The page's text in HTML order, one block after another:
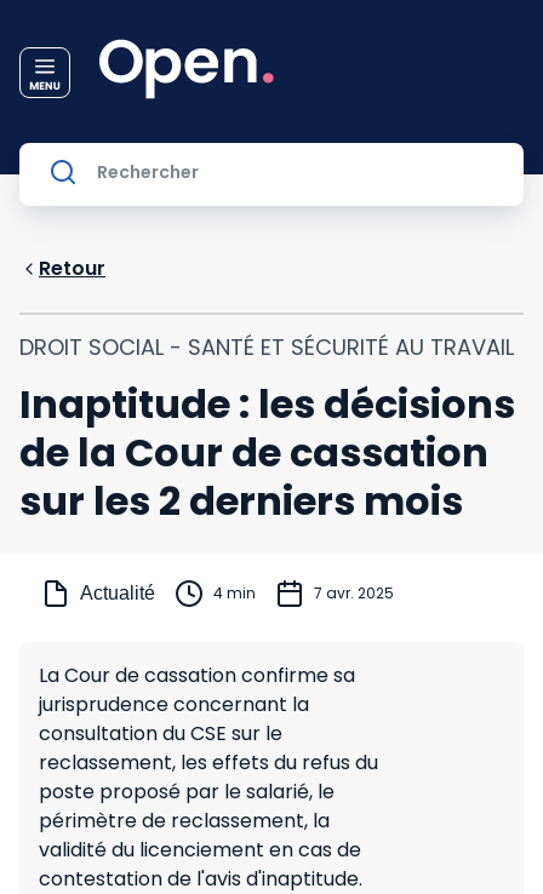
Retour
DROIT SOCIAL - SANTÉ ET SÉCURITÉ AU TRAVAIL
Inaptitude : les décisions
de la Cour de cassation
sur les 2 derniers mois
Actualité 4 min 7 avr. 2025
La Cour de cassation confirme sa
jurisprudence concernant la
consultation du CSE sur le
reclassement, les effets du refus du
poste proposé par le salarié, le
périmètre de reclassement, la
validité du licenciement en cas de
contestation de l'avis d'inaptitude.